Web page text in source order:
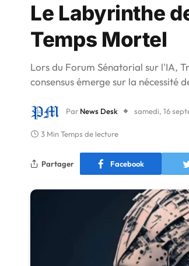
Le Labyrinthe
Temps Mortel
Lors du Forum Sénatorial sur l'IA,
consensus émerge sur la nécessité
Par News Desk samedi, 16
3 Min Temps de lecture
Partager Facebook